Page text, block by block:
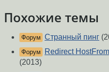
Похожие темы
Форум Странный пинг
Форум
Redirect
(2013)